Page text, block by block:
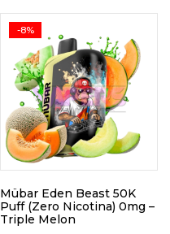
-8%
Mübar Eden Beast 50K
Puff (Zero Nicotina) 0mg –
Triple Melon